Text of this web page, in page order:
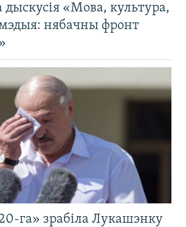
«Мова, культура,
нябачны фронт
га» зрабіла Лукашэнку